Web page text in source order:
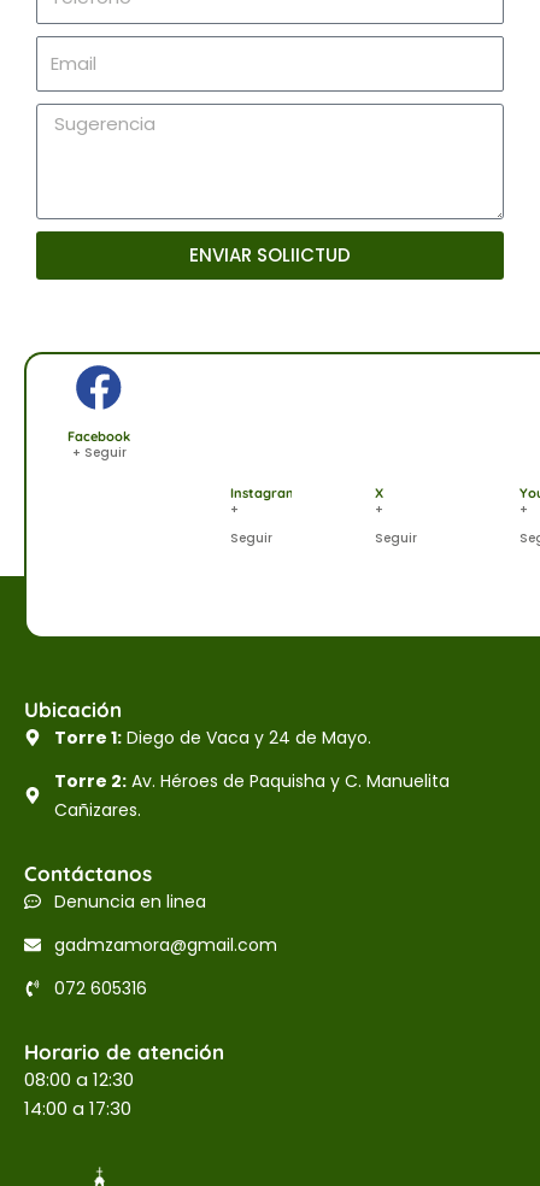
Sugerencia
ENVIAR SOLIICTUD
Facebook
+ Seguir
Instagram
+
Seguir
X
+
Seguir
+
Ubicación
Torre 1:Diego de Vaca y 24 de Mayo.
Torre 2:Av. Héroes de Paquisha y C. Manuelita
Cañizares.
Contáctanos
Denuncia en linea
gadmzamora@gmail.com
072 605316
Horario de atención
08:00 a 12:30
14:00 a 17:30